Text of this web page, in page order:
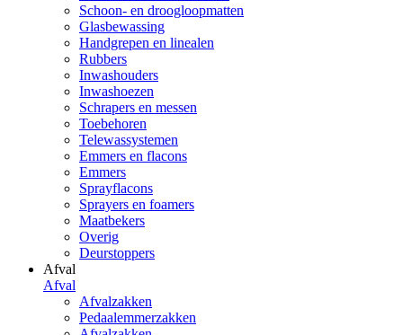
Schoon- en droogloopmatten
Glasbewassing
Handgrepen en linealen
Rubbers
Inwashouders
Inwashoezen
Schrapers en messen
Toebehoren
Telewassystemen
Emmers en flacons
Emmers
Sprayflacons
Sprayers en foamers
Maatbekers
Overig
Deurstoppers
Afval
Afval
Afvalzakken
Pedaalemmerzakken